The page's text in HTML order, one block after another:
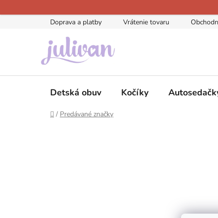
na
Doprava a platby Vrátenie tovaru
Detská obuv Kočíky
Domov
/ Predávané značky